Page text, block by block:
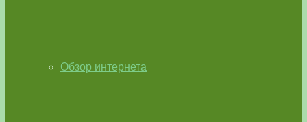
Обзор интернета